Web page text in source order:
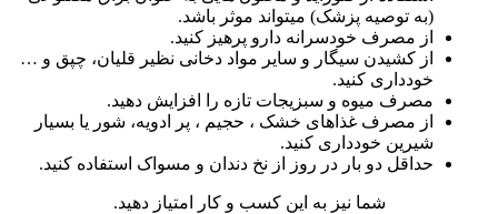
(به توصیه پزشک) میتواند موثر باشد.
از مصرف خودسرانه دارو پرهیز کنید.
از کشیدن سیگار و سایر مواد دخانی نظیر قلیان، چپق و …
خودداری کنید.
مصرف میوه و سبزیجات تازه را افزایش دهید.
از مصرف غذاهای خشک ، حجیم ، پر ادویه، شور یا بسیار
شیرین خودداری کنید.
حداقل دو بار در روز از نخ دندان و مسواک استفاده کنید.
شما نیز به این کسب و کار امتیاز دهید.